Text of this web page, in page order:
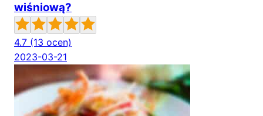
wiśniową?
4.7 (13 ocen)
2023-03-21